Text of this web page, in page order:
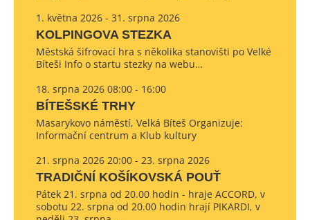
1. května 2026 - 31. srpna 2026
KOLPINGOVA STEZKA
Městská šifrovací hra s několika stanovišti po Velké
Bíteši Info o startu stezky na webu…
18. srpna 2026 08:00 - 16:00
BÍTEŠSKÉ TRHY
Masarykovo náměstí, Velká Bíteš Organizuje:
Informační centrum a Klub kultury
21. srpna 2026 20:00 - 23. srpna 2026
TRADIČNÍ KOŠÍKOVSKÁ POUŤ
Pátek 21. srpna od 20.00 hodin - hraje ACCORD, v
sobotu 22. srpna od 20.00 hodin hrají PIKARDI, v